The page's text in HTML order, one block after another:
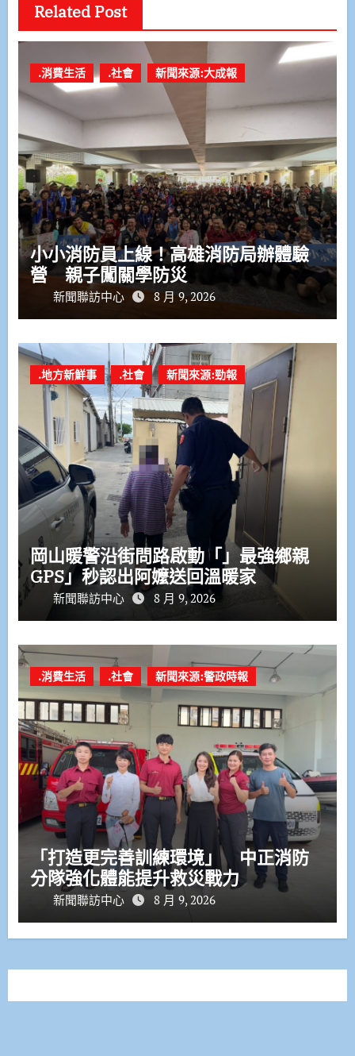
Related Post
.消費生活 .社會 新聞來源:大成報
小小消防員上線！高雄消防局辦體驗
營 親子闖關學防災
新聞聯訪中心 8 月 9, 2026
.地方新鮮事 .社會 新聞來源:勁報
岡山暖警沿街問路啟動「」最強鄉親
GPS」秒認出阿嬤送回溫暖家
新聞聯訪中心 8 月 9, 2026
.消費生活 .社會 新聞來源:警政時報
「打造更完善訓練環境」 中正消防
分隊強化體能提升救災戰力
新聞聯訪中心 8 月 9, 2026